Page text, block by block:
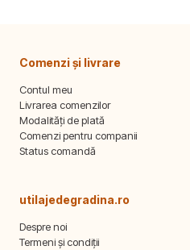
Comenzi și livrare
Contul meu
Livrarea comenzilor
Modalități de plată
Comenzi pentru companii
Status comandă
utilajedegradina.ro
Despre noi
Termeni și condiții